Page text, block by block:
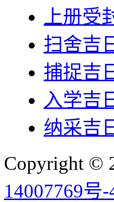
上册受
扫舍吉
捕捉吉
入学吉
纳采吉
Copyright ©
14007769号-